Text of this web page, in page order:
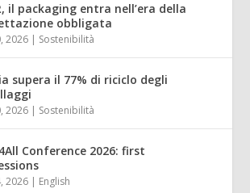
il packaging entra nell’era della
obbligata
2026 | Sostenibilità
supera il 77% di riciclo degli
2026 | Sostenibilità
Conference 2026: first
2026 | English